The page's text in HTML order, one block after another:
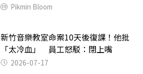
Pikmin Bloom
新竹音樂教室命案10天後復課！他批
「太冷血」 員工怒駁：閉上嘴
2026-07-17